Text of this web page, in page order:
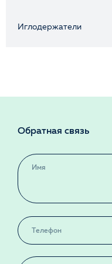
гелей, жидкостей и
начальной обработки,
Микромоторы
использовать
применяются в
гигиене полости рта.
Иглодержатели
Обратная связь